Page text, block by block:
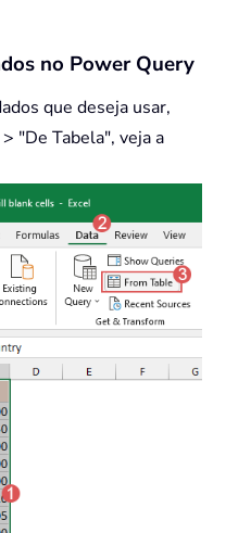
no Power Query
que deseja usar,
"De Tabela", veja a